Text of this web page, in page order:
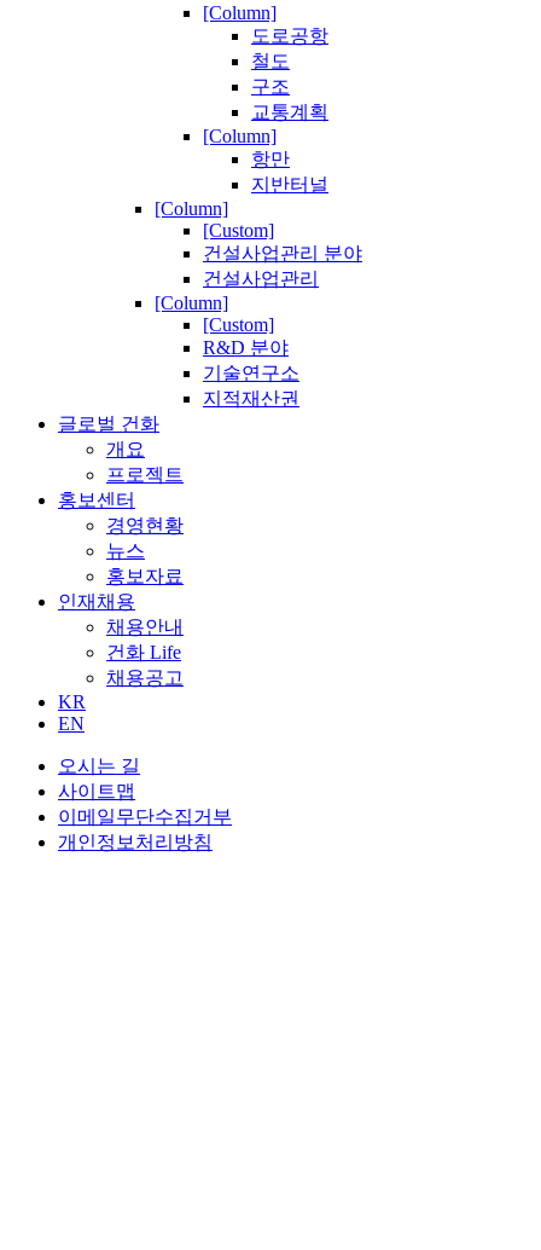
[Column]
도로공항
철도
구조
교통계획
[Column]
항만
지반터널
[Column]
[Custom]
건설사업관리 분야
건설사업관리
[Column]
[Custom]
R&D 분야
기술연구소
지적재산권
글로벌 건화
개요
프로젝트
홍보센터
경영현황
뉴스
홍보자료
인재채용
채용안내
건화 Life
채용공고
KR
EN
오시는 길
사이트맵
이메일무단수집거부
개인정보처리방침